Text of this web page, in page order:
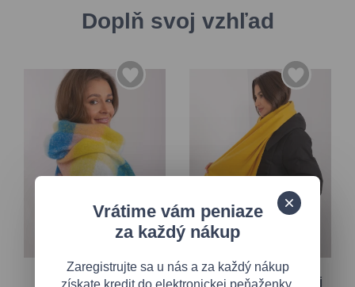
Doplň svoj vzhľad
Svetložltý šál so Široký šál v tmavožltej
Vrátime vám peniaze
za každý nákup
Zaregistrujte sa u nás a za každý nákup
získate kredit do elektronickej peňaženky.